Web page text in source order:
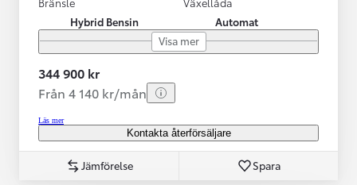
Hybrid Bensin
Automat
Visa mer
344 900 kr
Från 4 140 kr/mån
Läs mer
Kontakta återförsäljare
Jämförelse Spara